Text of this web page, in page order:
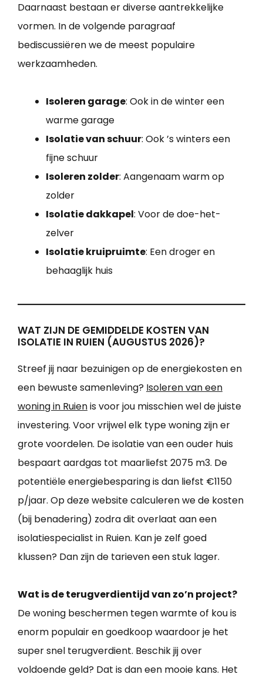
Daarnaast bestaan er diverse aantrekkelijke
vormen. In de volgende paragraaf
bediscussiëren we de meest populaire
werkzaamheden.
Isoleren garage: Ook in de winter een
warme garage
Isolatie van schuur: Ook ’s winters een
fijne schuur
Isoleren zolder: Aangenaam warm op
zolder
Isolatie dakkapel: Voor de doe-het-
zelver
Isolatie kruipruimte: Een droger en
behaaglijk huis
WAT ZIJN DE GEMIDDELDE KOSTEN VAN
ISOLATIE IN RUIEN (AUGUSTUS 2026)?
Streef jij naar bezuinigen op de energiekosten en
een bewuste samenleving? Isoleren van een
woning in Ruienis voor jou misschien wel de juiste
investering. Voor vrijwel elk type woning zijn er
grote voordelen. De isolatie van een ouder huis
bespaart aardgas tot maarliefst 2075 m3. De
potentiële energiebesparing is dan liefst €1150
p/jaar. Op deze website calculeren we de kosten
(bij benadering) zodra dit overlaat aan een
isolatiespecialist in Ruien. Kan je zelf goed
klussen? Dan zijn de tarieven een stuk lager.
Wat is de terugverdientijd van zo’n project?
De woning beschermen tegen warmte of kou is
enorm populair en goedkoop waardoor je het
super snel terugverdient. Beschik jij over
voldoende geld? Dat is dan een mooie kans. Het